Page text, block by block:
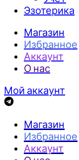
Эзотерика
Магазин
Избранное
Аккаунт
О нас
Мой аккаунт
Магазин
Избранное
Аккаунт